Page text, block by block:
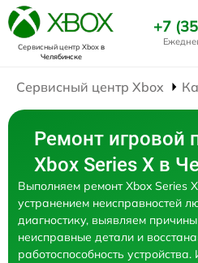
Сервисный центр Xboxв
Челябинске
+7
Сервисный центр Xbox
Ремонт игровой
Xbox Series X в
Выполняем ремонт Xbox Series
устранением неисправностей
диагностику, выявляем
неисправные детали и
работоспособность